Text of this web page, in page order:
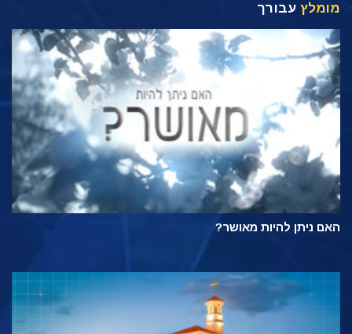
מומלץ עבורך
האם ניתן להיות מאושר?